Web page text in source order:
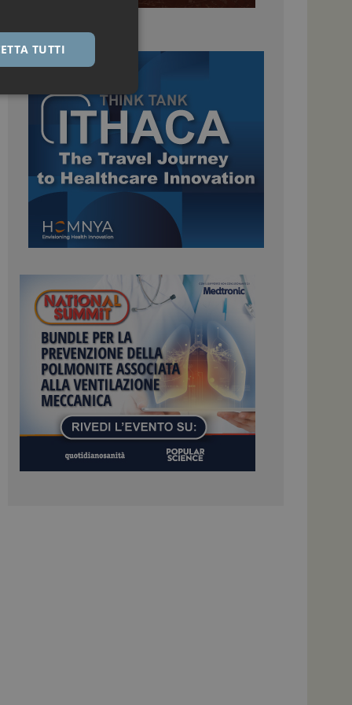
TUTTI
sulle pagine
Universal
del
da Google.
utenti
in modo casuale
in ogni richiesta
i dati di
di analisi dei
piattaforma di
carico, questo
gestite dallo
sul linguaggio
accesso per un
per
visitatore.
eseguiti sulla
utilizzato per il
che le richieste
allo stesso
Analytics per